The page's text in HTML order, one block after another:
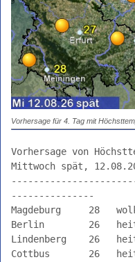
Vorhersage
morgen
übermorgen
4.
Tag
früh
spät
SN
Bericht
aktueller
Vorhersage für 4. Tag mit
Vorhersage von
Mittwoch spät,
---------------
Magdeburg
Berlin
Cottbus